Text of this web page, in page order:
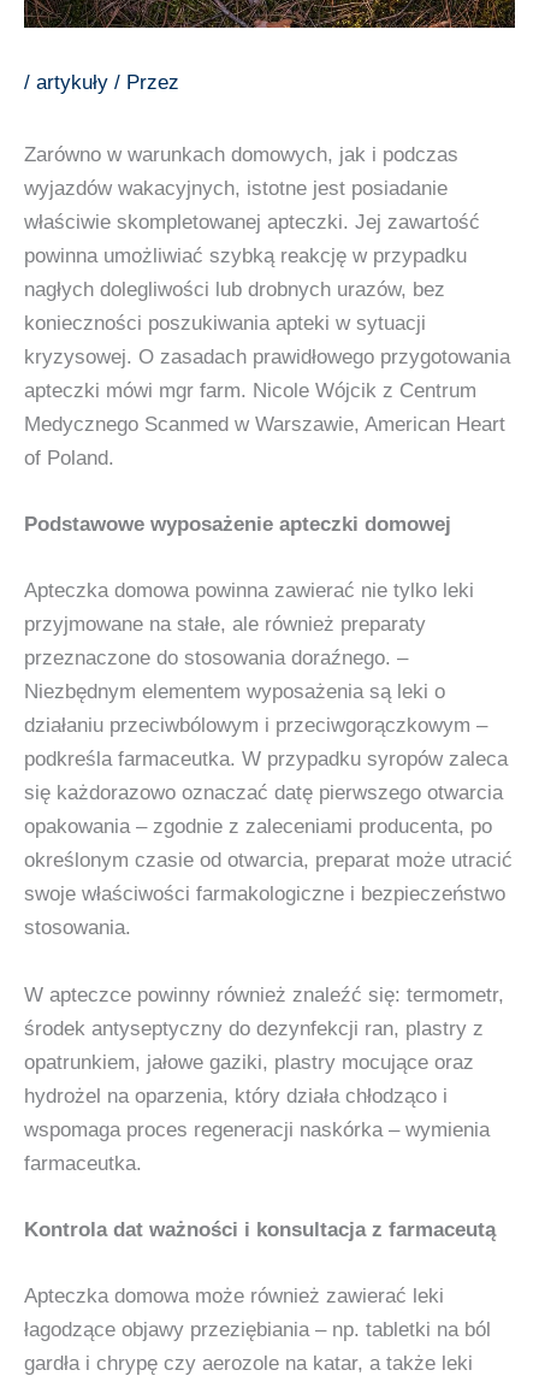
/ artykuły / Przez
Zarówno w warunkach domowych, jak i podczas
wyjazdów wakacyjnych, istotne jest posiadanie
właściwie skompletowanej apteczki. Jej zawartość
powinna umożliwiać szybką reakcję w przypadku
nagłych dolegliwości lub drobnych urazów, bez
konieczności poszukiwania apteki w sytuacji
kryzysowej. O zasadach prawidłowego przygotowania
apteczki mówi mgr farm. Nicole Wójcik z Centrum
Medycznego Scanmed w Warszawie, American Heart
of Poland.
Podstawowe wyposażenie apteczki domowej
Apteczka domowa powinna zawierać nie tylko leki
przyjmowane na stałe, ale również preparaty
przeznaczone do stosowania doraźnego. –
Niezbędnym elementem wyposażenia są leki o
działaniu przeciwbólowym i przeciwgorączkowym –
podkreśla farmaceutka. W przypadku syropów zaleca
się każdorazowo oznaczać datę pierwszego otwarcia
opakowania – zgodnie z zaleceniami producenta, po
określonym czasie od otwarcia, preparat może utracić
swoje właściwości farmakologiczne i bezpieczeństwo
stosowania.
W apteczce powinny również znaleźć się: termometr,
środek antyseptyczny do dezynfekcji ran, plastry z
opatrunkiem, jałowe gaziki, plastry mocujące oraz
hydrożel na oparzenia, który działa chłodząco i
wspomaga proces regeneracji naskórka – wymienia
farmaceutka.
Kontrola dat ważności i konsultacja z farmaceutą
Apteczka domowa może również zawierać leki
łagodzące objawy przeziębiania – np. tabletki na ból
gardła i chrypę czy aerozole na katar, a także leki